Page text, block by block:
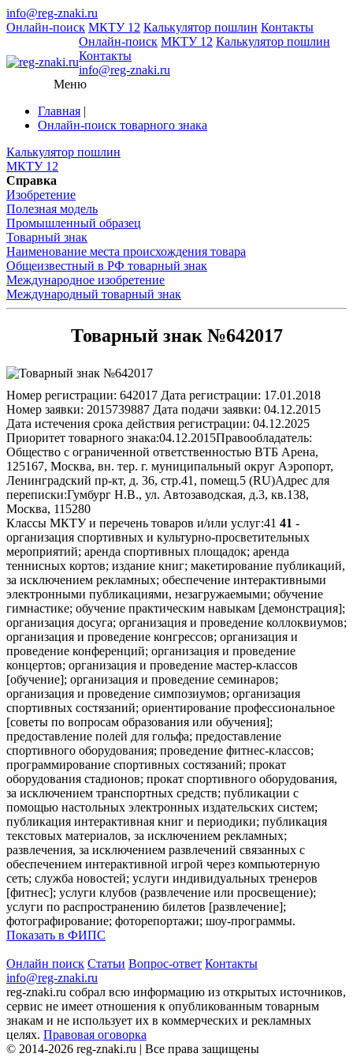
info@reg-znaki.ru
Онлайн-поиск МКТУ 12 Калькулятор пошлин Контакты
Онлайн-поиск МКТУ 12 Калькулятор пошлин
Контакты
info@reg-znaki.ru
Меню
Главная |
Онлайн-поиск товарного знака
Калькулятор пошлин
МКТУ 12
Справка
Изобретение
Полезная модель
Промышленный образец
Товарный знак
Наименование места происхождения товара
Общеизвестный в РФ товарный знак
Международное изобретение
Международный товарный знак
Товарный знак №642017
Номер регистрации: 642017 Дата регистрации: 17.01.2018
Номер заявки: 2015739887 Дата подачи заявки: 04.12.2015
Дата истечения срока действия регистрации: 04.12.2025
Приоритет товарного знака:04.12.2015Правообладатель:
Общество с ограниченной ответственностью ВТБ Арена,
125167, Москва, вн. тер. г. муниципальный округ Аэропорт,
Ленинградский пр-кт, д. 36, стр.41, помещ.5 (RU)Адрес для
переписки:Гумбург Н.В., ул. Автозаводская, д.3, кв.138,
Москва, 115280
Классы МКТУ и перечень товаров и/или услуг:41 41 -
организация спортивных и культурно-просветительных
мероприятий; аренда спортивных площадок; аренда
теннисных кортов; издание книг; макетирование публикаций,
за исключением рекламных; обеспечение интерактивными
электронными публикациями, незагружаемыми; обучение
гимнастике; обучение практическим навыкам [демонстрация];
организация досуга; организация и проведение коллоквиумов;
организация и проведение конгрессов; организация и
проведение конференций; организация и проведение
концертов; организация и проведение мастер-классов
[обучение]; организация и проведение семинаров;
организация и проведение симпозиумов; организация
спортивных состязаний; ориентирование профессиональное
[советы по вопросам образования или обучения];
предоставление полей для гольфа; предоставление
спортивного оборудования; проведение фитнес-классов;
программирование спортивных состязаний; прокат
оборудования стадионов; прокат спортивного оборудования,
за исключением транспортных средств; публикации с
помощью настольных электронных издательских систем;
публикация интерактивная книг и периодики; публикация
текстовых материалов, за исключением рекламных;
развлечения, за исключением развлечений связанных с
обеспечением интерактивной игрой через компьютерную
сеть; служба новостей; услуги индивидуальных тренеров
[фитнес]; услуги клубов (развлечение или просвещение);
услуги по распространению билетов [развлечение];
фотографирование; фоторепортажи; шоу-программы.
Показать в ФИПС
Онлайн поиск Статьи Вопрос-ответ Контакты
info@reg-znaki.ru
reg-znaki.ru собрал всю информацию из открытых источников,
сервис не имеет отношения к опубликованным товарным
знакам и не использует их в коммерческих и рекламных
целях. Правовая оговорка
© 2014-2026 reg-znaki.ru | Все права защищены